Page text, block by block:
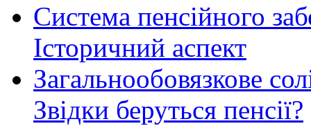
Система пенсійного
Історичний аспект
Загальнообовязкове
Звідки беруться пенсії?